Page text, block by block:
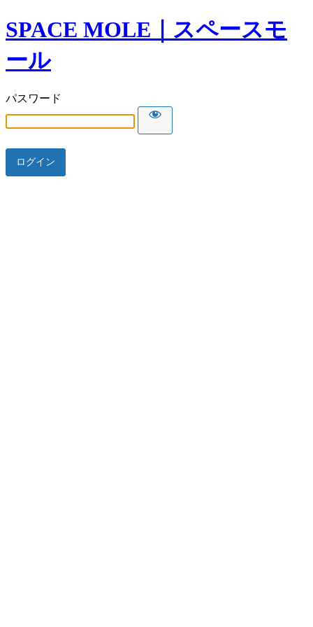
SPACE MOLE｜スペースモ
ール
パスワード